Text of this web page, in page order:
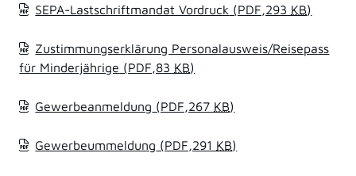
SEPA-Lastschriftmandat Vordruck (PDF,293 KB)
Zustimmungserklärung Personalausweis/Reisepass
für Minderjährige (PDF,83 KB)
Gewerbeanmeldung (PDF,267 KB)
Gewerbeummeldung (PDF,291 KB)